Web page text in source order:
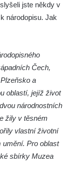
jste někdy v
národopisu. Jak
Čech,
a
oblastí, jejíž život
národnostních
žily v těsném
vlastní životní
umění. Pro oblast
sbírky Muzea